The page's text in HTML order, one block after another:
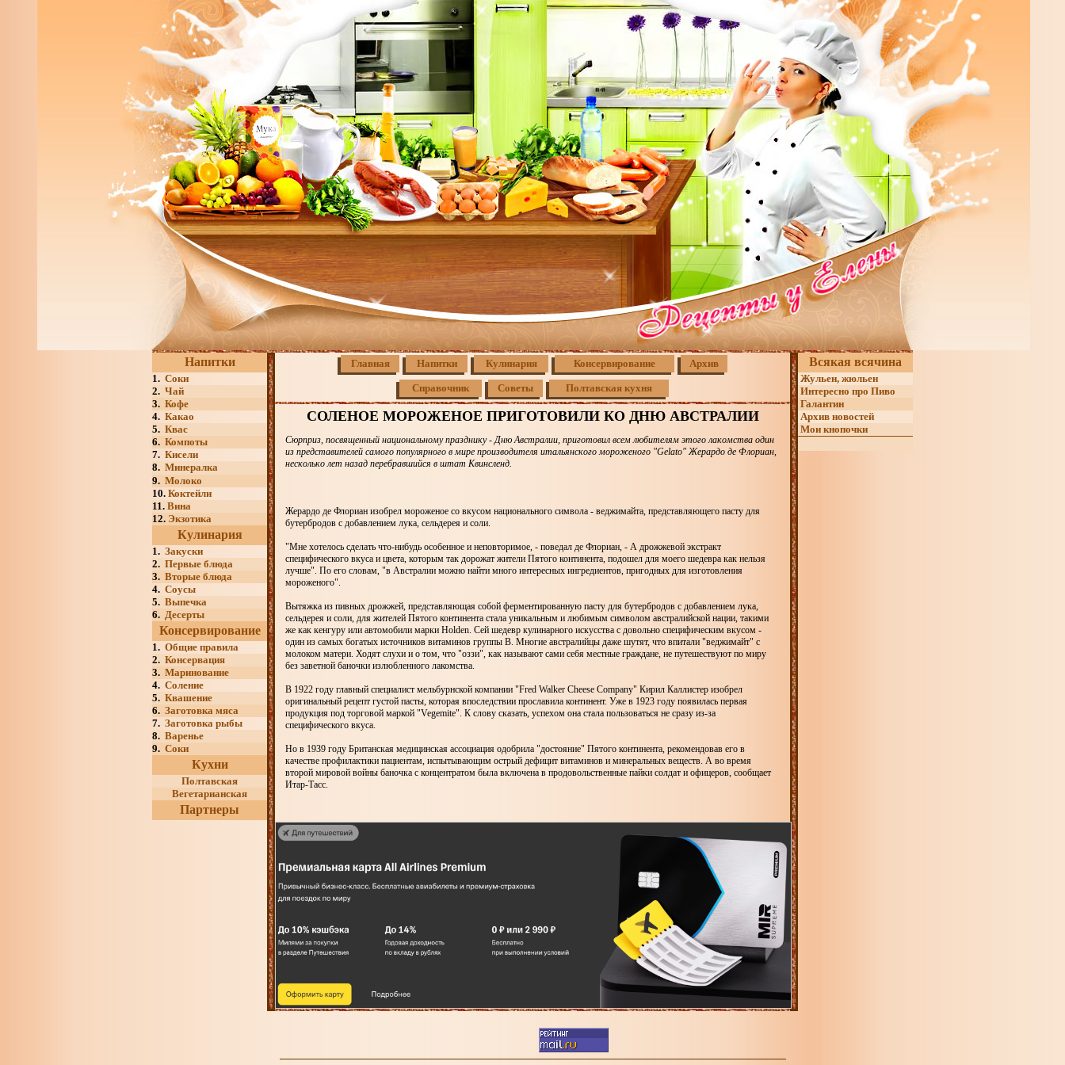
Напитки
1. Соки
2. Чай
3. Кофе
4. Какао
5. Квас
6. Компоты
7. Кисели
8. Минералка
9. Молоко
10. Коктейли
11. Вина
12. Экзотика
Кулинария
1. Закуски
2. Первые блюда
3. Вторые блюда
4. Соусы
5. Выпечка
6. Десерты
Консервирование
1. Общие правила
2. Консервация
3. Маринование
4. Соление
5. Квашение
6. Заготовка мяса
7. Заготовка рыбы
8. Варенье
9. Соки
Кухни
Полтавская
Вегетарианская
Партнеры
Главная Напитки Кулинария Консервирование Архив
Справочник Советы Полтавская кухня
СОЛЕНОЕ МОРОЖЕНОЕ ПРИГОТОВИЛИ КО ДНЮ АВСТРАЛИИ
Сюрприз, посвященный национальному празднику - Дню Австралии, приготовил всем любителям этого лакомства один
из представителей самого популярного в мире производителя итальянского мороженого "Gelato" Жерардо де Флориан,
несколько лет назад перебравшийся в штат Квинсленд.
Жерардо де Флориан изобрел мороженое со вкусом национального символа - веджимайта, представляющего пасту для
бутербродов с добавлением лука, сельдерея и соли.
"Мне хотелось сделать что-нибудь особенное и неповторимое, - поведал де Флориан, - А дрожжевой экстракт
специфического вкуса и цвета, которым так дорожат жители Пятого континента, подошел для моего шедевра как нельзя
лучше". По его словам, "в Австралии можно найти много интересных ингредиентов, пригодных для изготовления
мороженого".
Вытяжка из пивных дрожжей, представляющая собой ферментированную пасту для бутербродов с добавлением лука,
сельдерея и соли, для жителей Пятого континента стала уникальным и любимым символом австралийской нации, такими
же как кенгуру или автомобили марки Holden. Сей шедевр кулинарного искусства с довольно специфическим вкусом -
один из самых богатых источников витаминов группы В. Многие австралийцы даже шутят, что впитали "веджимайт" с
молоком матери. Ходят слухи и о том, что "оззи", как называют сами себя местные граждане, не путешествуют по миру
без заветной баночки излюбленного лакомства.
В 1922 году главный специалист мельбурнской компании "Fred Walker Cheese Company" Кирил Каллистер изобрел
оригинальный рецепт густой пасты, которая впоследствии прославила континент. Уже в 1923 году появилась первая
продукция под торговой маркой "Vegemite". К слову сказать, успехом она стала пользоваться не сразу из-за
специфического вкуса.
Но в 1939 году Британская медицинская ассоциация одобрила "достояние" Пятого континента, рекомендовав его в
качестве профилактики пациентам, испытывающим острый дефицит витаминов и минеральных веществ. А во время
второй мировой войны баночка с концентратом была включена в продовольственные пайки солдат и офицеров, сообщает
Итар-Тасс.
Всякая всячина
Жульен, жюльен
Интересно про Пиво
Галантин
Архив новостей
Мои кнопочки